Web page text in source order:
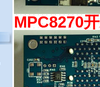
MPC8270